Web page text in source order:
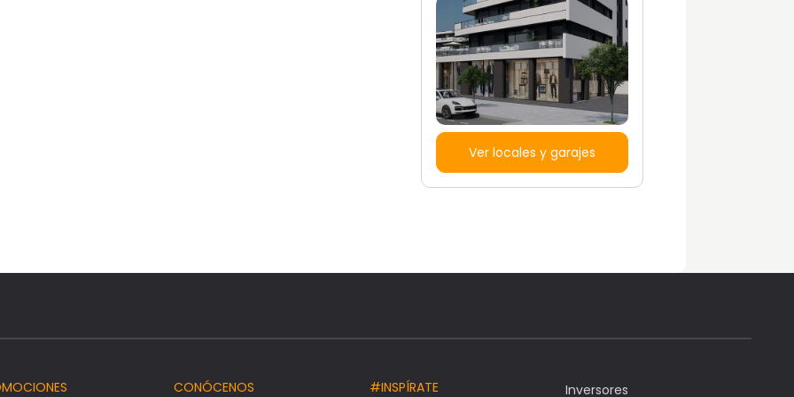
Ver locales y garajes
CONÓCENOS #INSPÍRATE Inversores